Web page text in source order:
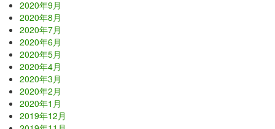
2020年9月
2020年8月
2020年7月
2020年6月
2020年5月
2020年4月
2020年3月
2020年2月
2020年1月
2019年12月